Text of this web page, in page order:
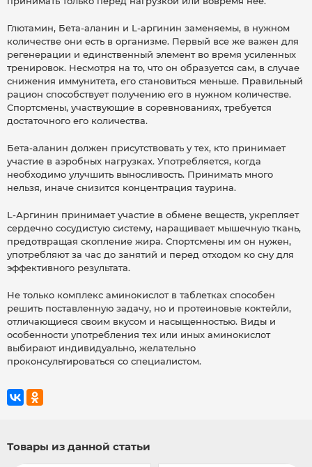
Глютамин, Бета-аланин и L-аргинин заменяемы, в нужном
количестве они есть в организме. Первый все же важен для
регенерации и единственный элемент во время усиленных
тренировок. Несмотря на то, что он образуется сам, в случае
снижения иммунитета, его становиться меньше. Правильный
рацион способствует получению его в нужном количестве.
Спортсмены, участвующие в соревнованиях, требуется
достаточного его количества.
Бета-аланин должен присутствовать у тех, кто принимает
участие в аэробных нагрузках. Употребляется, когда
необходимо улучшить выносливость. Принимать много
нельзя, иначе снизится концентрация таурина.
L-Аргинин принимает участие в обмене веществ, укрепляет
сердечно сосудистую систему, наращивает мышечную ткань,
предотвращая скопление жира. Спортсмены им он нужен,
употребляют за час до занятий и перед отходом ко сну для
эффективного результата.
Не только комплекс аминокислот в таблетках способен
решить поставленную задачу, но и протеиновые коктейли,
отличающиеся своим вкусом и насыщенностью. Виды и
особенности употребления тех или иных аминокислот
выбирают индивидуально, желательно
проконсультироваться со специалистом.
Товары из данной статьи